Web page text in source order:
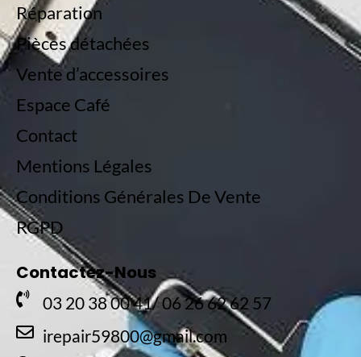
Réparation
Pièces détachées
Vente d’accessoires
Espace Café
Contact
Mentions Légales
Conditions Générales De Vente
RGPD
Contactez-Nous
03 20 38 00 41/ 06 26 62 62 57
irepair59800@gmail.com